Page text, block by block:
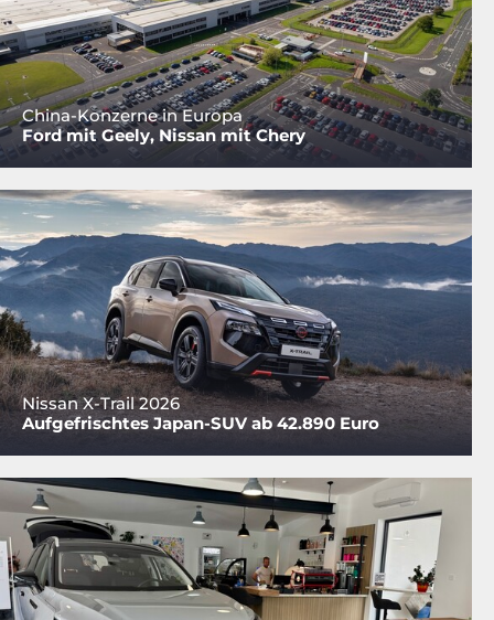
China-Konzerne in Europa
Ford mit Geely, Nissan mit Chery
Nissan X-Trail 2026
Aufgefrischtes Japan-SUV ab 42.890 Euro